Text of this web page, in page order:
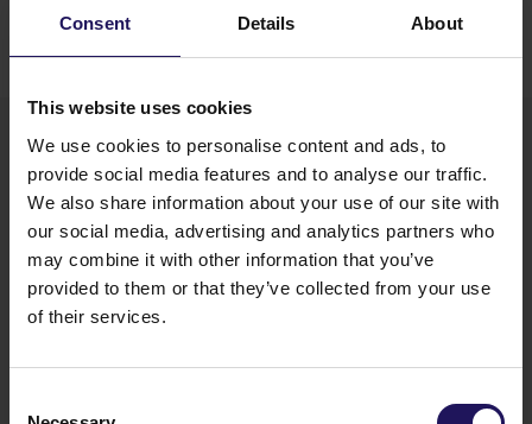
Consent Details About
This website uses cookies
We use cookies to personalise content and ads, to
provide social media features and to analyse our traffic.
We also share information about your use of our site with
our social media, advertising and analytics partners who
may combine it with other information that you’ve
provided to them or that they’ve collected from your use
of their services.
certyfikatami. Sala Zabaw Fikołki to jednak nie jedyne
miejsce na planie Galerii Północnej, stworzone
Jeszcze na etapie planowania inwestycji
wiedzieliśmy, czym dokładnie charakteryzuje się
grupa docelowa Galerii Północnej. Dużą jej część
szukają nie tylko możliwości załatwienia